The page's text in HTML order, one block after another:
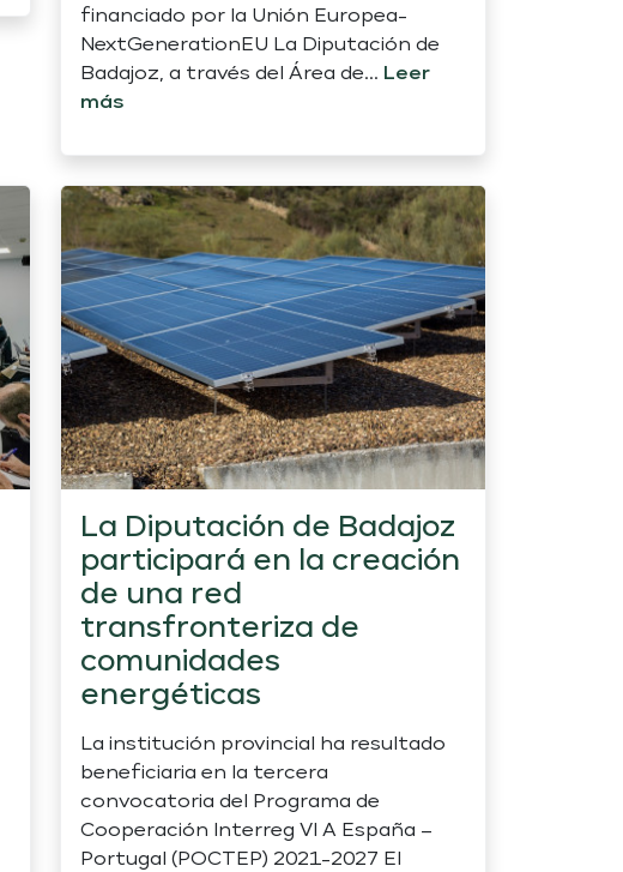
financiado por la Unión Europea-
NextGenerationEU La Diputación de
Badajoz, a través del Área de... Leer
más
La Diputación de Badajoz
participará en la creación
de una red
transfronteriza de
comunidades
energéticas
La institución provincial ha resultado
beneficiaria en la tercera
convocatoria del Programa de
Cooperación Interreg VI A España –
Portugal (POCTEP) 2021-2027 El